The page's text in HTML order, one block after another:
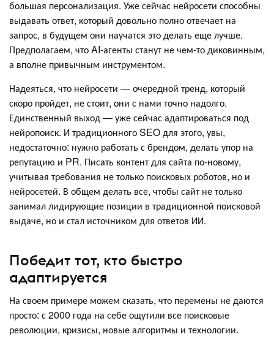
большая персонализация. Уже сейчас нейросети способны
выдавать ответ, который довольно полно отвечает на
запрос, в будущем они научатся это делать еще лучше.
Предполагаем, что AI-агенты станут не чем-то диковинным,
а вполне привычным инструментом.
Надеяться, что нейросети — очередной тренд, который
скоро пройдет, не стоит, они с нами точно надолго.
Единственный выход — уже сейчас адаптироваться под
нейропоиск. И традиционного SEO для этого, увы,
недостаточно: нужно работать с брендом, делать упор на
репутацию и PR. Писать контент для сайта по-новому,
учитывая требования не только поисковых роботов, но и
нейросетей. В общем делать все, чтобы сайт не только
занимал лидирующие позиции в традиционной поисковой
выдаче, но и стал источником для ответов ИИ.
Победит тот, кто быстро
адаптируется
На своем примере можем сказать, что перемены не даются
просто: с 2000 года на себе ощутили все поисковые
революции, кризисы, новые алгоритмы и технологии.